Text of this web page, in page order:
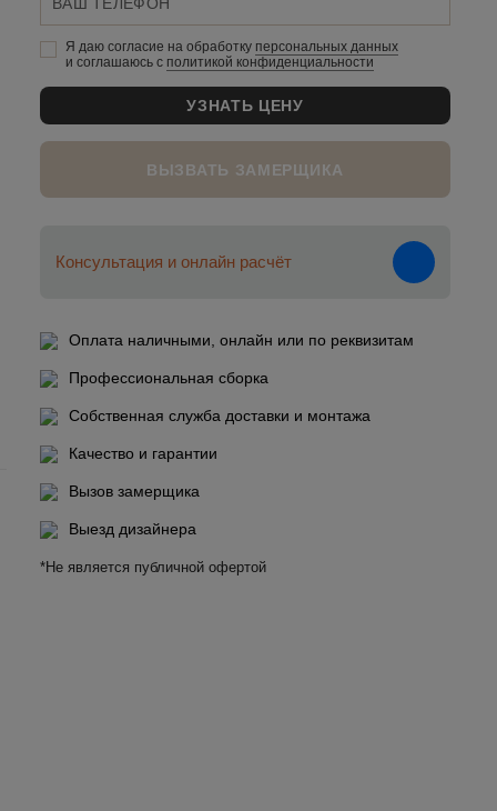
Я даю согласие на обработку персональных данныx
и соглашаюсь c политикой конфиденциальности
ВЫЗВАТЬ ЗАМЕРЩИКА
Консультация и онлайн расчёт
Оплата наличными, онлайн или по реквизитам
Профессиональная сборка
Собственная служба доставки и монтажа
Качество и гарантии
Вызов замерщика
Выезд дизайнера
*Не является публичной офертой